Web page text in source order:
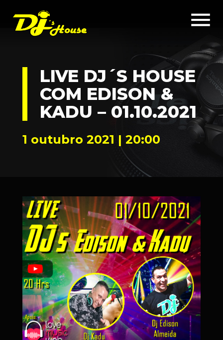
menu
LIVE DJ´S HOUSE
COM EDISON &
KADU – 01.10.2021
1 outubro 2021 | 20:00